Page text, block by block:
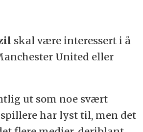
skal være interessert i å
United eller
ut som noe svært
har lyst til, men det